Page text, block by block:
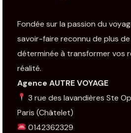
Fondée sur la passion du
savoir-faire reconnu de plus
déterminée à transformer vos
réalité.
Agence AUTRE VOYAGE
3 rue des lavandières Ste
Paris (Châtelet)
0142362329